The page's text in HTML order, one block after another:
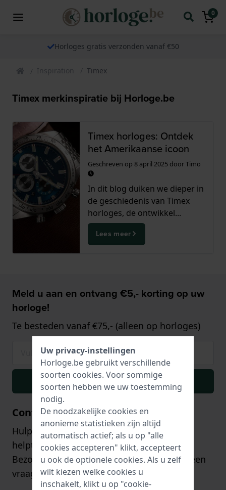
0
Horloges gratis verzonden vanaf €50
Inspiration Timex
Timex merkinspiratie bij Horloge.be
Timex horloges: Ontdek
het Amerikaanse icoon
Geschreven op 8 april 2025doorTimo
In dit blog duiken we dieper in
de geschiedenis van Timex
horloges, de ontwikkel...
Lees meer
Meld u aan en ontvang €5,- korting op uw
horloge!
Te besteden vanaf €75,- (alleen op horloges)
Inschrijven
Contact
Hulp of advies nodig? Onze klantenservice
helpt u graag!
Bezoek onzecontactpaginaof stuur ons een
vraag via hetcontactformulier
Uw privacy-instellingen
Horloge.be gebruikt verschillende
soorten cookies. Voor sommige
soorten hebben we uw toestemming
nodig.
De noodzakelijke cookies en
anonieme statistieken zijn altijd
automatisch actief; als u op "alle
cookies accepteren" klikt, accepteert
u ook de optionele cookies. Als u zelf
wilt kiezen welke cookies u
inschakelt, klikt u op "cookie-